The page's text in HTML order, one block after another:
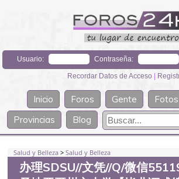
Usuario: Contraseña:
Recordar Datos de Acceso |
Inicio Foros Gente Fotos
Provincias
Blog
Salud y Belleza >Salud y Belleza
办理SDSU//文凭//Q/微信